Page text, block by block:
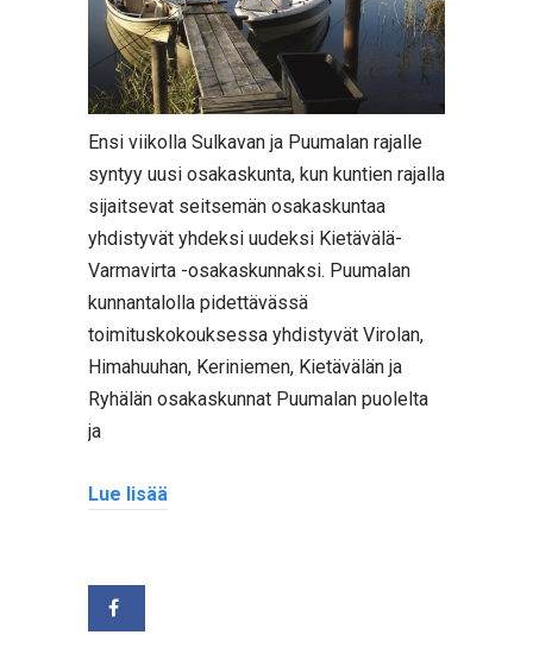
Ensi viikolla Sulkavan ja Puumalan rajalle
syntyy uusi osakaskunta, kun kuntien rajalla
sijaitsevat seitsemän osakaskuntaa
yhdistyvät yhdeksi uudeksi Kietävälä-
Varmavirta -osakaskunnaksi. Puumalan
kunnantalolla pidettävässä
toimituskokouksessa yhdistyvät Virolan,
Himahuuhan, Keriniemen, Kietävälän ja
Ryhälän osakaskunnat Puumalan puolelta
ja
Lue lisää